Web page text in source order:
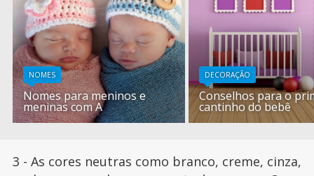
NOMES
Nomes para meninos e
meninas com A
DECORAÇÃO
Conselhos para o
cantinho do bebê
3 - As cores neutras como branco, creme, cinza,